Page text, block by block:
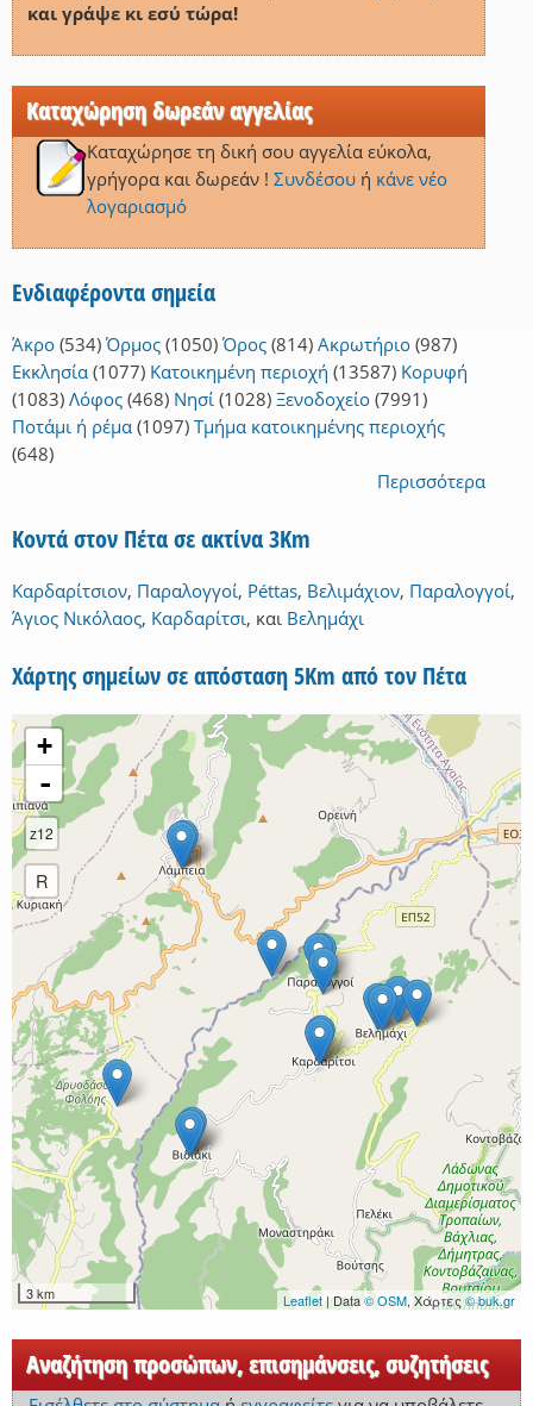
και γράψε κι εσύ τώρα!
Καταχώρηση δωρεάν αγγελίας
Καταχώρησε τη δική σου αγγελία εύκολα,
γρήγορα και δωρεάν ! Συνδέσουή κάνε νέο
λογαριασμό
Ενδιαφέροντα σημεία
Άκρο (534) Όρμος (1050) Όρος (814) Ακρωτήριο (987)
Εκκλησία (1077) Κατοικημένη περιοχή (13587) Κορυφή
(1083) Λόφος (468) Νησί (1028) Ξενοδοχείο (7991)
Ποτάμι ή ρέμα (1097) Τμήμα κατοικημένης περιοχής
(648)
Περισσότερα
Κοντά στον Πέτα σε ακτίνα 3Km
Καρδαρίτσιον, Παραλογγοί, Péttas, Βελιμάχιον, Παραλογγοί,
Άγιος Νικόλαος, Καρδαρίτσι, και Βελημάχι
Χάρτης σημείων σε απόσταση 5Km από τον Πέτα
+
-
z12
R
3 km Leaflet | Data© OSM, Χάρτες © buk.gr
Αναζήτηση προσώπων, επισημάνσεις, συζητήσεις